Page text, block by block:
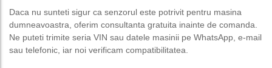
Daca nu sunteti sigur ca senzorul este potrivit pentru masina
dumneavoastra, oferim consultanta gratuita inainte de comanda.
Ne puteti trimite seria VIN sau datele masinii pe WhatsApp, e-mail
sau telefonic, iar noi verificam compatibilitatea.